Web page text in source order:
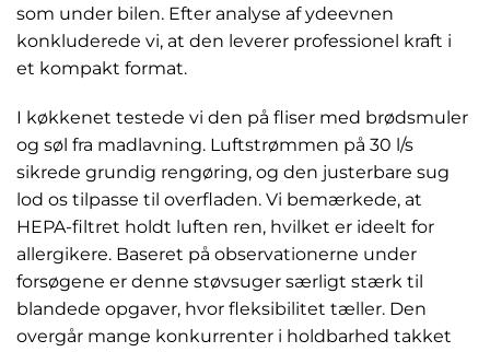
som under bilen. Efter analyse af ydeevnen
konkluderede vi, at den leverer professionel kraft i
et kompakt format.
I køkkenet testede vi den på fliser med brødsmuler
og søl fra madlavning. Luftstrømmen på 30 l/s
sikrede grundig rengøring, og den justerbare sug
lod os tilpasse til overfladen. Vi bemærkede, at
HEPA-filtret holdt luften ren, hvilket er ideelt for
allergikere. Baseret på observationerne under
forsøgene er denne støvsuger særligt stærk til
blandede opgaver, hvor fleksibilitet tæller. Den
overgår mange konkurrenter i holdbarhed takket